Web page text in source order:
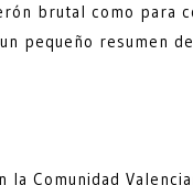
brutal como para
pequeño resumen
Comunidad